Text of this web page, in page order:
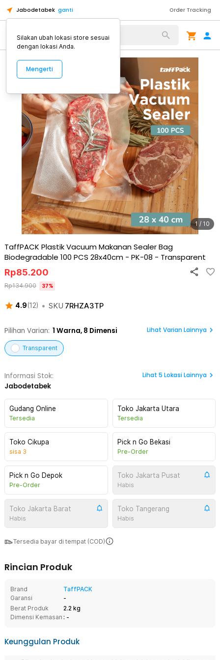
Jabodetabek ganti Order Tracking
Alat Kopi
1 / 10
TaffPACK Plastik Vacuum Makanan Sealer Bag
Biodegradable 100 PCS 28x40cm - PK-08 - Transparent
4.9(12) • SKU 7RHZA3TP
Rp85.200
Rp134.900 37%
Pilihan Varian: 1 Warna, 8 Dimensi Lihat Varian Lainnya
Transparent
Informasi Stok:
Jabodetabek
Lihat 5 Lokasi Lainnya
Gudang Online
Tersedia
Toko Jakarta Utara
Tersedia
Toko Cikupa
sisa 3
Pick n Go Bekasi
Pre-Order
Pick n Go Depok
Pre-Order
Toko Jakarta Pusat
Habis
Toko Jakarta Barat
Habis
Toko Tangerang
Habis
Tersedia bayar di tempat (COD)
Rincian Produk
Brand
TaffPACK
Garansi
-
Berat Produk
2.2 kg
Dimensi Kemasan : -
Keunggulan Produk
Silakan ubah lokasi store sesuai
dengan lokasi Anda.
Mengerti